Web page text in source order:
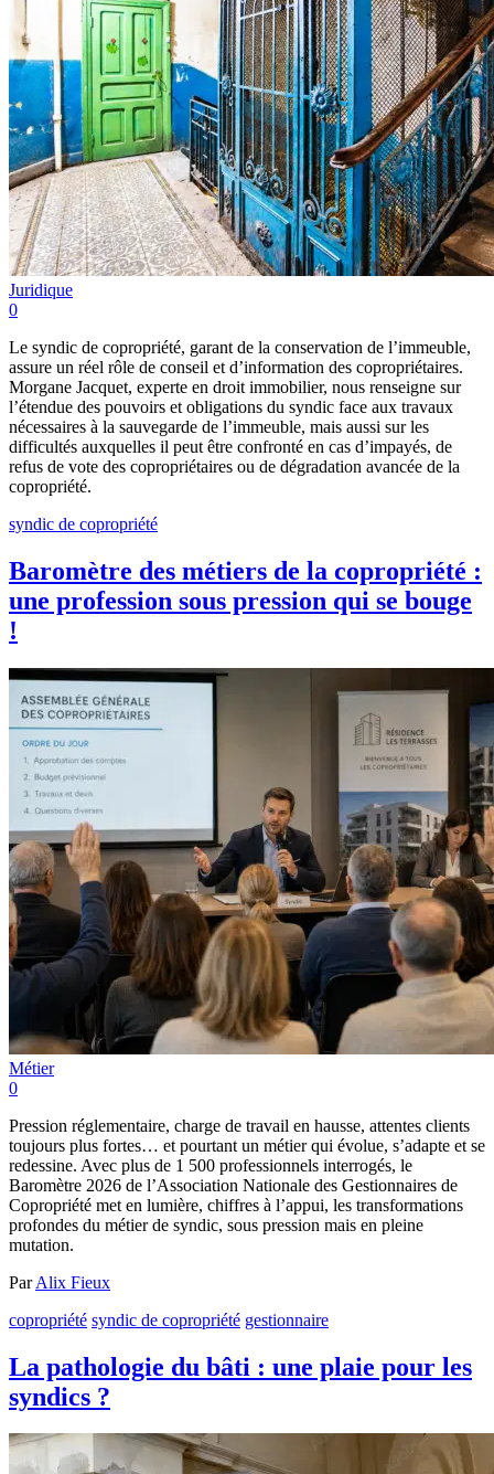
Juridique
0
Le syndic de copropriété, garant de la conservation de l’immeuble,
assure un réel rôle de conseil et d’information des copropriétaires.
Morgane Jacquet, experte en droit immobilier, nous renseigne sur
l’étendue des pouvoirs et obligations du syndic face aux travaux
nécessaires à la sauvegarde de l’immeuble, mais aussi sur les
difficultés auxquelles il peut être confronté en cas d’impayés, de
refus de vote des copropriétaires ou de dégradation avancée de la
copropriété.
syndic de copropriété
Baromètre des métiers de la copropriété :
une profession sous pression qui se bouge
!
Métier
0
Pression réglementaire, charge de travail en hausse, attentes clients
toujours plus fortes… et pourtant un métier qui évolue, s’adapte et se
redessine. Avec plus de 1 500 professionnels interrogés, le
Baromètre 2026 de l’Association Nationale des Gestionnaires de
Copropriété met en lumière, chiffres à l’appui, les transformations
profondes du métier de syndic, sous pression mais en pleine
mutation.
ParAlix Fieux
copropriété syndic de copropriété gestionnaire
La pathologie du bâti : une plaie pour les
syndics ?